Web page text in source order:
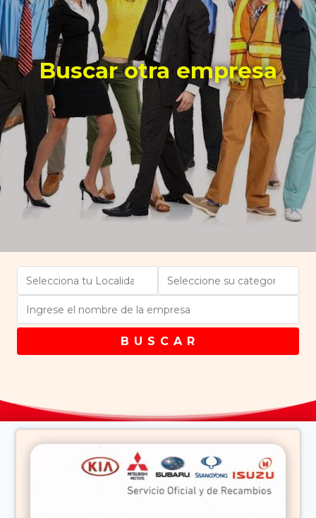
Buscar otra empresa
B U S C A R